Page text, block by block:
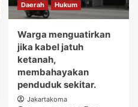
Daerah Hukum
Warga menguatirkan
jika kabel jatuh
ketanah,
membahayakan
penduduk sekitar.
Jakartakoma